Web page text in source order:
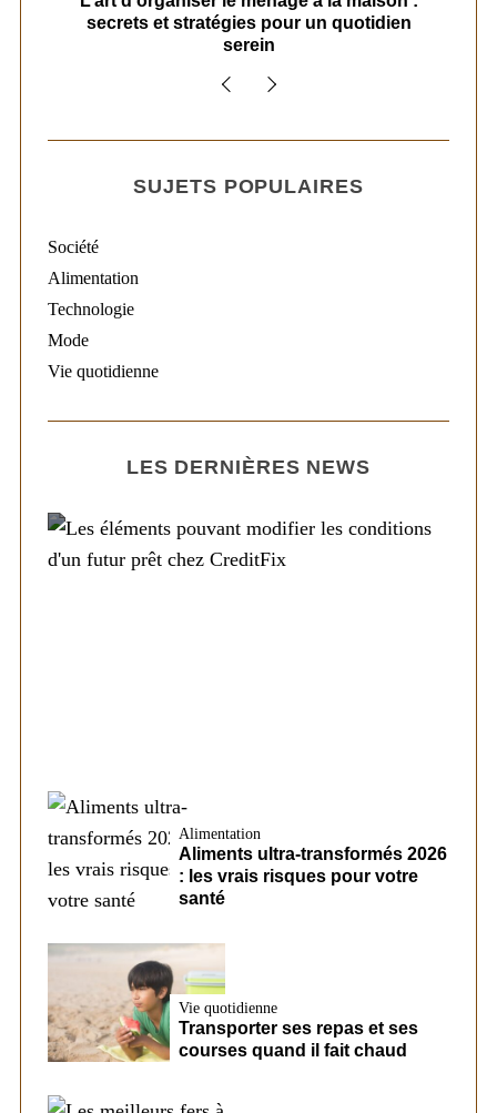
secrets et stratégies pour un quotidien
serein
SUJETS POPULAIRES
Société
Alimentation
Technologie
Mode
Vie quotidienne
LES DERNIÈRES NEWS
Alimentation
Aliments ultra-transformés 2026
: les vrais risques pour votre
santé
Vie quotidienne
Transporter ses repas et ses
courses quand il fait chaud